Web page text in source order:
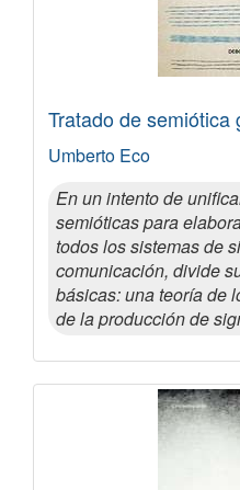
Tratado de semiótica
Umberto Eco
En un intento de
semióticas para
todos los sistemas de
comunicación, divide
básicas: una teoría de
de la producción de